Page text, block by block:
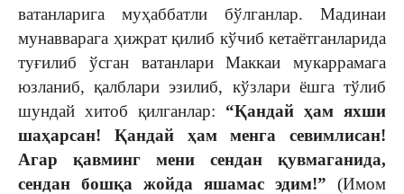
ватанларига муҳаббатли бўлганлар. Мадинаи
мунавварага ҳижрат қилиб кўчиб кетаётганларида
туғилиб ўсган ватанлари Маккаи мукаррамага
юзланиб, қалблари эзилиб, кўзлари ёшга тўлиб
шундай хитоб қилганлар: “Қандай ҳам яхши
шаҳарсан! Қандай ҳам менга севимлисан!
Агар қавминг мени сендан қувмаганида,
сендан бошқа жойда яшамас эдим!” (Имом